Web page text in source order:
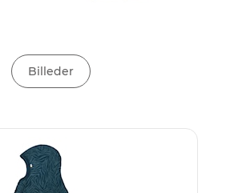
Billeder